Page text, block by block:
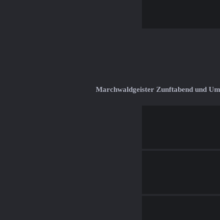
Marchwaldgeister Zunftabend und